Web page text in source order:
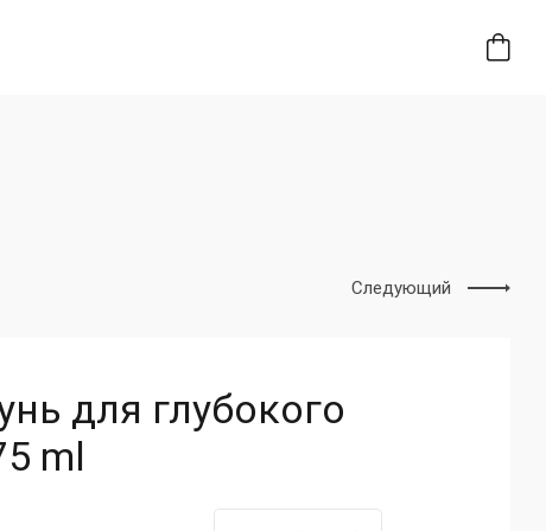
Следующий
для глубокого
ml